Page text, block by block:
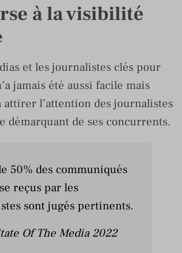
à la visibilité
et les journalistes clés pour
jamais été aussi facile mais
l’attention des journalistes
démarquant de ses concurrents.
50% des communiqués
reçus par les
sont jugés pertinents.
Of The Media 2022